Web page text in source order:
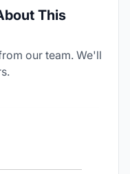
This
our team. We'll